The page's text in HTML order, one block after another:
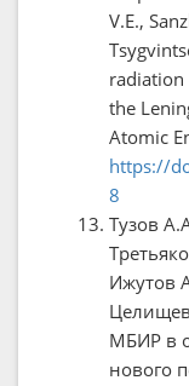
V.E.,
the
Atomic
https://
8
Тузов
Ижутов
МБИР в
нового